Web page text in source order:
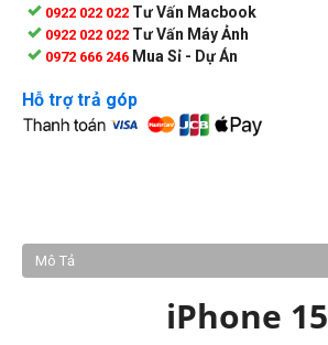
0922 022 022 Tư Vấn Macbook
0922 022 022 Tư Vấn Máy Ảnh
0972 666 246 Mua Sỉ - Dự Án
Hỗ trợ trả góp
Mô Tả
iPhone 15